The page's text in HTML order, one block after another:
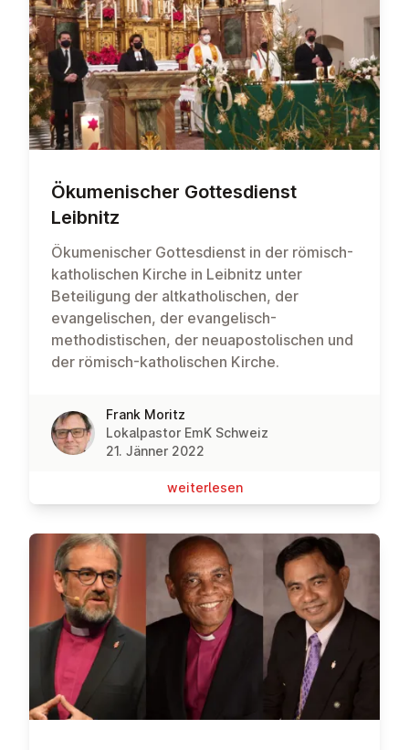
Öku­me­ni­scher Got­tes­dienst
Leibnitz
Ökumenischer Gottesdienst in der römisch-
katholischen Kirche in Leibnitz unter
Beteiligung der altkatholischen, der
evangelischen, der evangelisch-
methodistischen, der neuapostolischen und
der römisch-katholischen Kirche.
Frank Moritz
Lokalpastor EmK Schweiz
21. Jänner 2022
wei­ter­le­sen